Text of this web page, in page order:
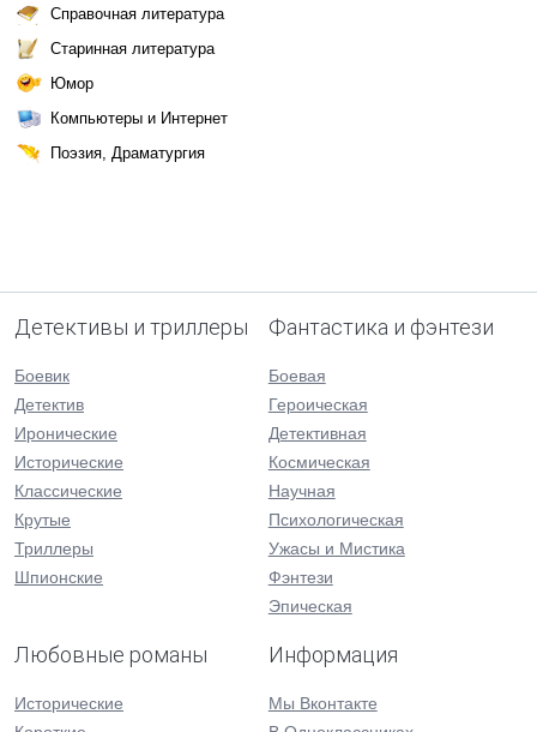
Справочная литература
Старинная литература
Юмор
Компьютеры и Интернет
Поэзия, Драматургия
Детективы и триллеры
Боевик
Детектив
Иронические
Исторические
Классические
Крутые
Триллеры
Шпионские
Фантастика и фэнтези
Боевая
Героическая
Детективная
Космическая
Научная
Психологическая
Ужасы и Мистика
Фэнтези
Эпическая
Любовные романы
Исторические
Информация
Мы Вконтакте